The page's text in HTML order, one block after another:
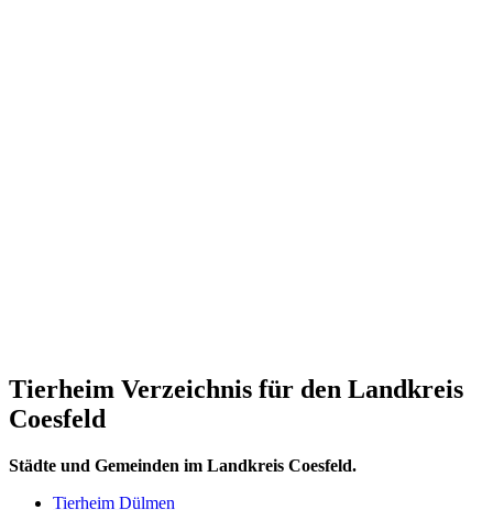
Tierheim Verzeichnis für den Landkreis
Coesfeld
Städte und Gemeinden im Landkreis Coesfeld.
Tierheim Dülmen